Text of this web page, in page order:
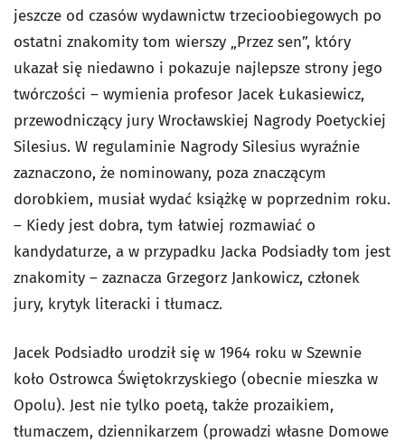
jeszcze od czasów wydawnictw trzecioobiegowych po
ostatni znakomity tom wierszy „Przez sen”, który
ukazał się niedawno i pokazuje najlepsze strony jego
twórczości – wymienia profesor Jacek Łukasiewicz,
przewodniczący jury Wrocławskiej Nagrody Poetyckiej
Silesius. W regulaminie Nagrody Silesius wyraźnie
zaznaczono, że nominowany, poza znaczącym
dorobkiem, musiał wydać książkę w poprzednim roku.
– Kiedy jest dobra, tym łatwiej rozmawiać o
kandydaturze, a w przypadku Jacka Podsiadły tom jest
znakomity – zaznacza Grzegorz Jankowicz, członek
jury, krytyk literacki i tłumacz.
Jacek Podsiadło urodził się w 1964 roku w Szewnie
koło Ostrowca Świętokrzyskiego (obecnie mieszka w
Opolu). Jest nie tylko poetą, także prozaikiem,
tłumaczem, dziennikarzem (prowadzi własne Domowe